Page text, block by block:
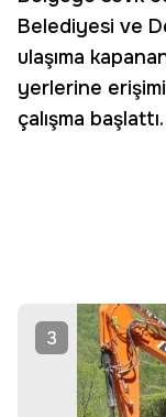
Belediyesi ve
ulaşıma
yerlerine
çalışma başlattı.
3